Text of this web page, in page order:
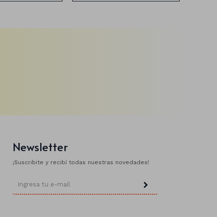
Newsletter
¡Suscribite y recibí todas nuestras novedades!